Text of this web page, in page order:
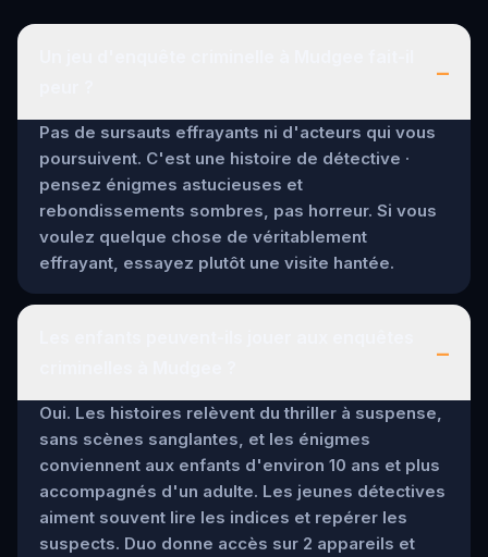
–
Pas de sursauts effrayants ni d'acteurs qui vous
poursuivent. C'est une histoire de détective ·
pensez énigmes astucieuses et
rebondissements sombres, pas horreur. Si vous
voulez quelque chose de véritablement
effrayant, essayez plutôt une visite hantée.
–
Oui. Les histoires relèvent du thriller à suspense,
sans scènes sanglantes, et les énigmes
conviennent aux enfants d'environ 10 ans et plus
accompagnés d'un adulte. Les jeunes détectives
aiment souvent lire les indices et repérer les
suspects. Duo donne accès sur 2 appareils et